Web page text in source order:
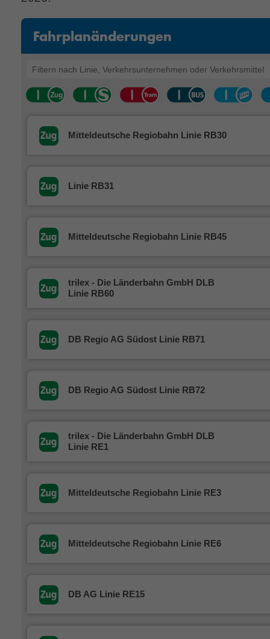
Fahrplanänderungen
Mitteldeutsche Regiobahn Linie RB30
Linie RB31
Mitteldeutsche Regiobahn Linie RB45
trilex - Die Länderbahn GmbH DLB
Linie RB60
DB Regio AG Südost Linie RB71
DB Regio AG Südost Linie RB72
trilex - Die Länderbahn GmbH DLB
Linie RE1
Mitteldeutsche Regiobahn Linie RE3
Mitteldeutsche Regiobahn Linie RE6
DB AG Linie RE15